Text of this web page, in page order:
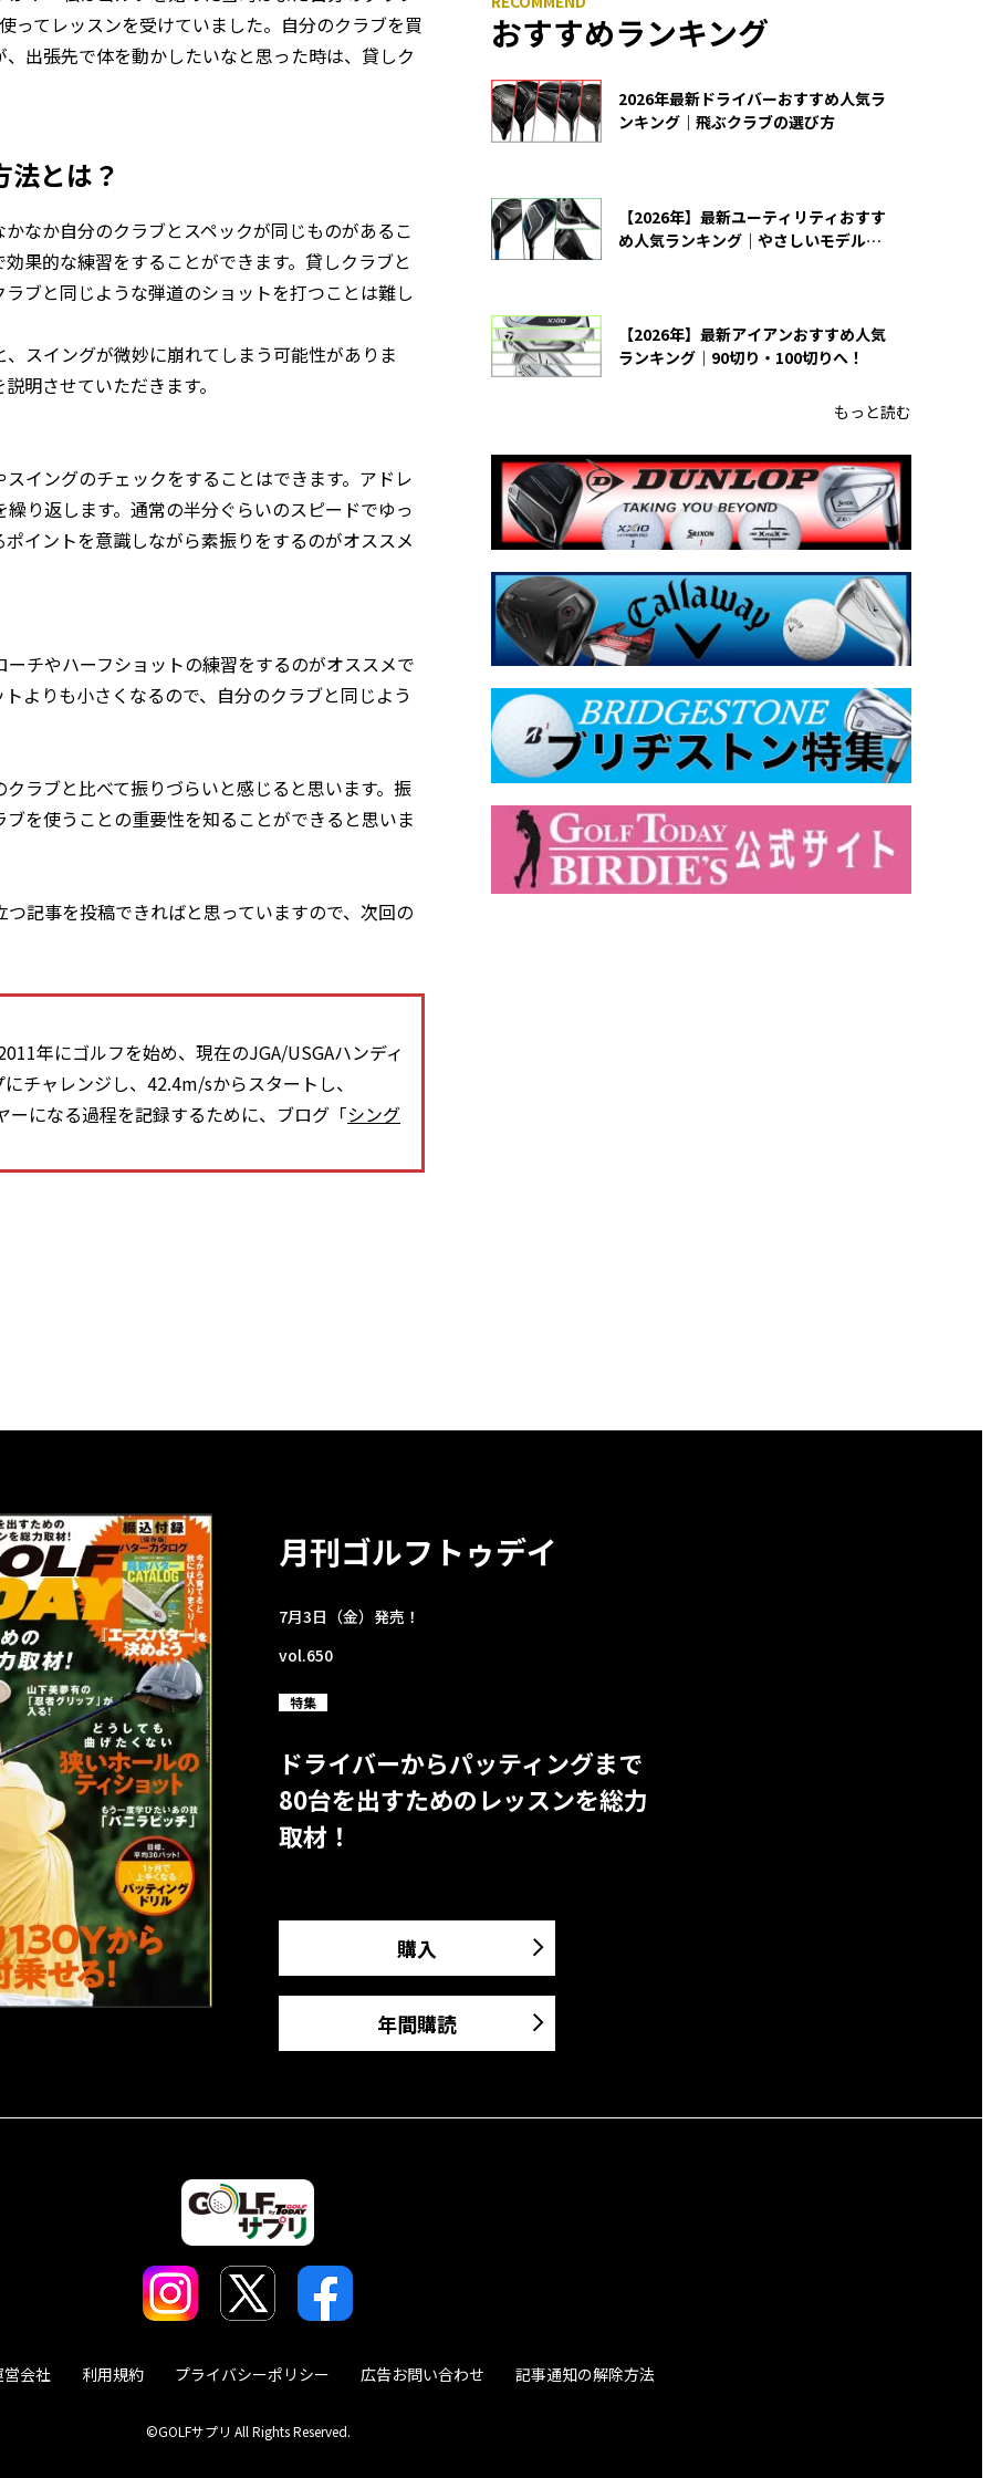
ってレッスンを受けていました。自分のクラブを買
出張先で体を動かしたいなと思った時は、貸しク
とは？
なか自分のクラブとスペックが同じものがあるこ
果的な練習をすることができます。貸しクラブと
ブと同じような弾道のショットを打つことは難し
スイングが微妙に崩れてしまう可能性がありま
明させていただきます。
イングのチェックをすることはできます。アドレ
り返します。通常の半分ぐらいのスピードでゆっ
イントを意識しながら素振りをするのがオススメ
チやハーフショットの練習をするのがオススメで
よりも小さくなるので、自分のクラブと同じよう
ラブと比べて振りづらいと感じると思います。振
を使うことの重要性を知ることができると思いま
記事を投稿できればと思っていますので、次回の
年にゴルフを始め、現在のJGA/USGAハンディ
チャレンジし、42.4m/sからスタートし、
になる過程を記録するために、ブログ「シング
おすすめランキング
2026年最新ドライバーおすすめ人気ラ
ンキング｜飛ぶクラブの選び方
【2026年】最新ユーティリティおすす
め人気ランキング｜やさしいモデルの
【2026年】最新アイアンおすすめ人気
ランキング｜90切り・100切りへ！
もっと読む
月刊ゴルフトゥデイ
7月3日（金）発売！
vol.650
特集
ドライバーからパッティングまで
80台を出すためのレッスンを総力
取材！
購入
年間購読
営会社 利用規約 プライバシーポリシー 広告お問い合わせ 記事通知の解除方法
©GOLFサプリ All Rights Reserved.